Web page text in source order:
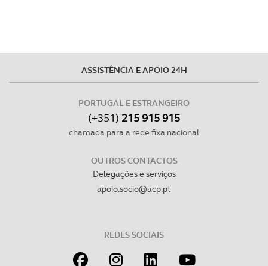
ASSISTÊNCIA E APOIO 24H
PORTUGAL E ESTRANGEIRO
(+351) 215 915 915
chamada para a rede fixa nacional
OUTROS CONTACTOS
Delegações e serviços
apoio.socio@acp.pt
REDES SOCIAIS